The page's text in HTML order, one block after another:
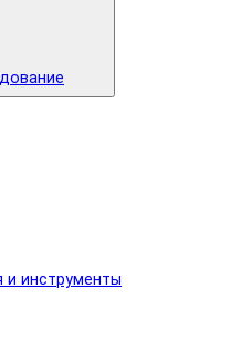
и инструменты